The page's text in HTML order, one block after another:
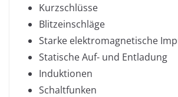
Kurzschlüsse
Blitzeinschläge
Starke elektromagnetische
Statische Auf- und Entladung
Induktionen
Schaltfunken